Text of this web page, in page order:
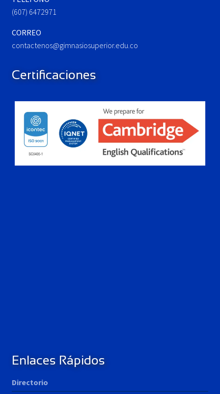
(607) 6472971
CORREO
contactenos@gimnasiosuperior.edu.co
Certificaciones
Enlaces Rápidos
Directorio